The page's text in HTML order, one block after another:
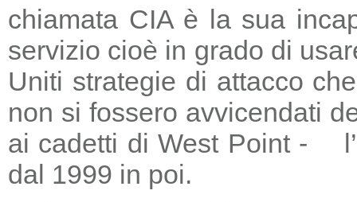
chiamata CIA è la sua
servizio cioè in grado di
Uniti strategie di attacco
non si fossero avvicendati
ai cadetti di West Point - l’
dal 1999 in poi.